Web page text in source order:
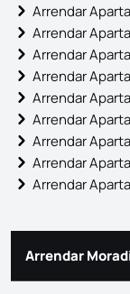
Arrendar
Arrendar
Arrendar
Arrendar
Arrendar
Arrendar
Arrendar
Arrendar
Arrendar
Arrendar